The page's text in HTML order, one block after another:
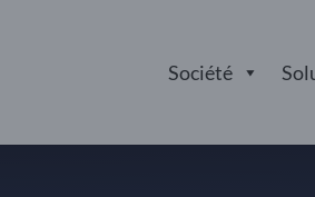
Société